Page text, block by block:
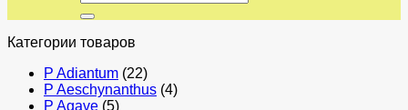
Категории товаров
P Adiantum (22)
P Aeschynanthus (4)
P Agave (5)